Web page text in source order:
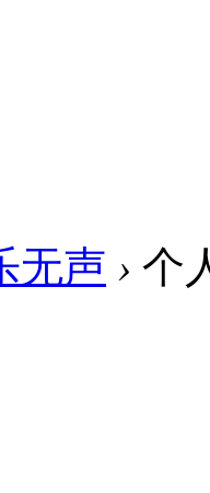
无声 › 个